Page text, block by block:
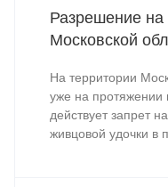
Разрешение
Московской
На территории
уже на протяжении
действует запрет
живцовой удочки в